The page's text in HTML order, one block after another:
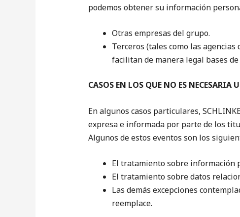
podemos obtener su información
Otras empresas del grupo.
Terceros (tales como las
facilitan de manera legal bases
CASOS EN LOS QUE NO ES
En algunos casos particulares,
expresa e informada por parte de los
Algunos de estos eventos son los
El tratamiento sobre información
El tratamiento sobre datos
Las demás excepciones
reemplace.